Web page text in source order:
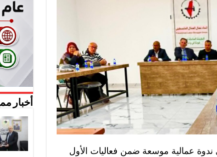
عمالية موسعة ضمن فعاليات الأول
أخبار